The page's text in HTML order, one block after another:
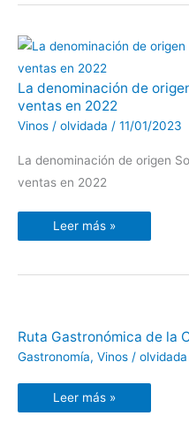
La denominación de
ventas en 2022
Vinos / olvidada / 11/01/2023
La denominación de origen
ventas en 2022
La
denominación
de
origen
Somontano
ventas
2022
Leer más »
Ruta Gastronómica de la
Gastronomía, Vinos / olvidada
Ruta
Gastronómica
de
de
Toro
Leer más »